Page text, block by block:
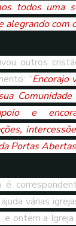
todos uma
alegrando com
outros
“Encorajo
e
Portas Abertas
é
várias
e ontem a